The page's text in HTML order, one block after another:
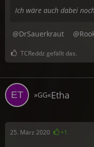
Ich wäre auch dabei
DrSauerkraut
TCReddz gefällt das.
»GG«Etha
25. März 2020 +1